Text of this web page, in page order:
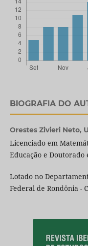
BIOGRAFIA DO
Orestes Zivieri Neto,
Licenciado em
Educação e Doutorado
Lotado no
Federal de Rondônia -